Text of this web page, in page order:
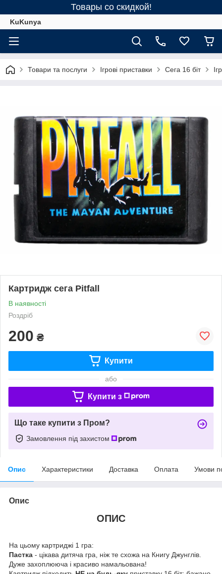
Товары со скидкой!
KuKunya
Товари та послуги Ігрові приставки Сега 16 біт
Картридж сега Pitfall
В наявності
Роздріб
200 ₴
Купити
або
Купити з
Що таке купити з Пром?
Замовлення під захистом
Опис Характеристики Доставка Оплата Умови
Опис
ОПИС
На цьому картриджі 1 гра:
Пастка - цікава дитяча гра, ніж те схожа на Книгу Джунглів.
Дуже захоплююча і красиво намальована!